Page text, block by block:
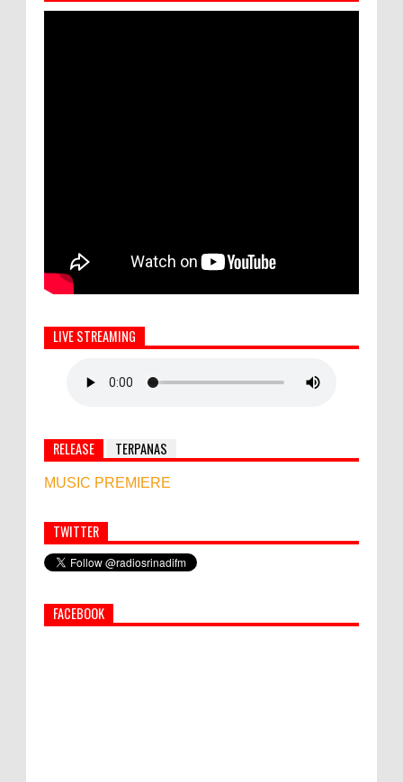
LIVE STREAMING
RELEASE TERPANAS
MUSIC PREMIERE
Simbol Persahabatan, RI Bangun Islamic Centre di
Afghanistan
PEMKAB KLUNGKUNG GELAR PASAR
TWITTER
FACEBOOK